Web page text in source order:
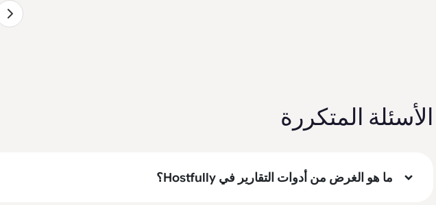
الأسئلة المتكررة
ما هو الغرض من أدوات التقارير في Hostfully؟